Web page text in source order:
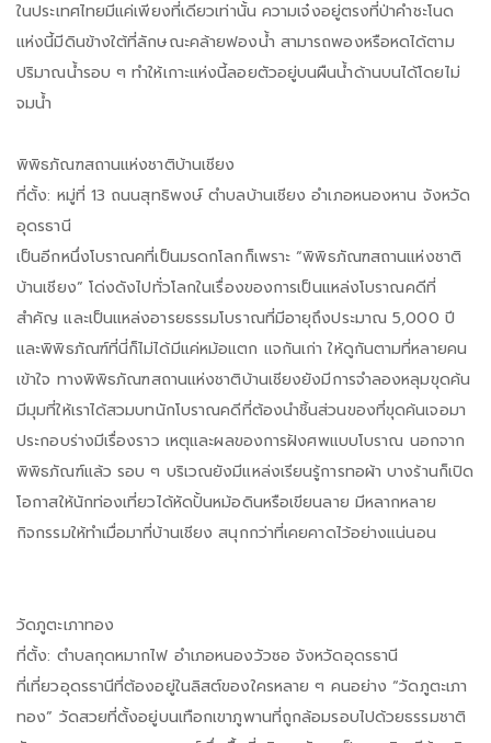
ในประเทศไทยมีแค่เพียงที่เดียวเท่านั้น ความเจ๋งอยู่ตรงที่ป่าคำชะโนด
แห่งนี้มีดินข้างใต้ที่ลักษณะคล้ายฟองน้ำ สามารถพองหรือหดได้ตาม
ปริมาณน้ำรอบ ๆ ทำให้เกาะแห่งนี้ลอยตัวอยู่บนผืนน้ำด้านบนได้โดยไม่
จมน้ำ
พิพิธภัณฑสถานแห่งชาติบ้านเชียง
ที่ตั้ง: หมู่ที่ 13 ถนนสุทธิพงษ์ ตำบลบ้านเชียง อำเภอหนองหาน จังหวัด
อุดรธานี
เป็นอีกหนึ่งโบราณคที่เป็นมรดกโลกก็เพราะ “พิพิธภัณฑสถานแห่งชาติ
บ้านเชียง” โด่งดังไปทั่วโลกในเรื่องของการเป็นแหล่งโบราณคดีที่
สำคัญ และเป็นแหล่งอารยธรรมโบราณที่มีอายุถึงประมาณ 5,000 ปี
และพิพิธภัณฑ์ที่นี่ก็ไม่ได้มีแค่หม้อแตก แจกันเก่า ให้ดูกันตามที่หลายคน
เข้าใจ ทางพิพิธภัณฑสถานแห่งชาติบ้านเชียงยังมีการจำลองหลุมขุดค้น
มีมุมที่ให้เราได้สวมบทนักโบราณคดีที่ต้องนำชิ้นส่วนของที่ขุดค้นเจอมา
ประกอบร่างมีเรื่องราว เหตุและผลของการฝังศพแบบโบราณ นอกจาก
พิพิธภัณฑ์แล้ว รอบ ๆ บริเวณยังมีแหล่งเรียนรู้การทอผ้า บางร้านก็เปิด
โอกาสให้นักท่องเที่ยวได้หัดปั้นหม้อดินหรือเขียนลาย มีหลากหลาย
กิจกรรมให้ทำเมื่อมาที่บ้านเชียง สนุกกว่าที่เคยคาดไว้อย่างแน่นอน
วัดภูตะเภาทอง
ที่ตั้ง: ตำบลกุดหมากไฟ อำเภอหนองวัวซอ จังหวัดอุดรธานี
ที่เที่ยวอุดรธานีที่ต้องอยู่ในลิสต์ของใครหลาย ๆ คนอย่าง “วัดภูตะเภา
ทอง” วัดสวยที่ตั้งอยู่บนเทือกเขาภูพานที่ถูกล้อมรอบไปด้วยธรรมชาติ